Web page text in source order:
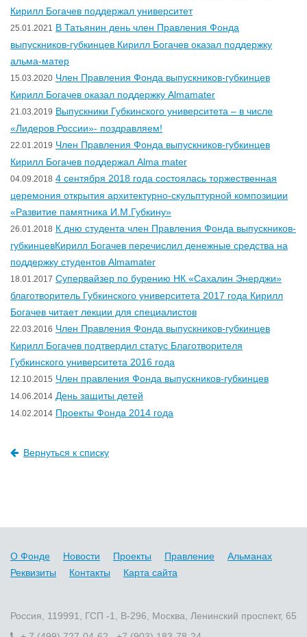
Кирилл Богачев поддержал университет
25.01.2021 В Татьянин день член Правления Фонда
выпускников-губкинцев Кирилл Богачев оказал поддержку
альма-матер
15.03.2020 Член Правления Фонда выпускников-губкинцев
Кирилл Богачев оказал поддержку Almamater
21.03.2019 Выпускники Губкинского университета – в числе
«Лидеров России»- поздравляем!
22.01.2019 Член Правления Фонда выпускников-губкинцев
Кирилл Богачев поддержал Alma mater
04.09.2018 4 сентября 2018 года состоялась торжественная
церемония открытия архитектурно-скульптурной композиции
«Развитие памятника И.М.Губкину»
26.01.2018 К дню студента член Правления Фонда выпускников-
губкинцевКирилл Богачев перечислил денежные средства на
поддержку студентов Almamater
18.01.2017 Супервайзер по бурению НК «Сахалин Энерджи»
благотворитель Губкинского университета 2017 года Кирилл
Богачев читает лекции для специалистов
22.03.2016 Член Правления Фонда выпускников-губкинцев
Кирилл Богачев подтвердил статус Благотворителя
Губкинского университета 2016 года
12.10.2015 Член правления Фонда выпускников-губкинцев
14.06.2014 День защиты детей
14.02.2014 Проекты Фонда 2014 года
Вернуться к списку
О Фонде Новости Проекты Правление
Альманах
Реквизиты
Контакты Карта сайта
Россия, 119991, ГСП -1, В-296, Москва, Ленинский проспект, 65